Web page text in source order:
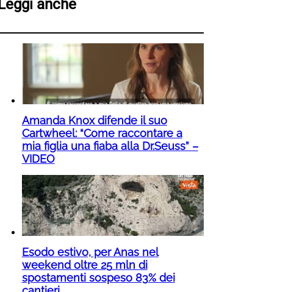
Leggi anche
Amanda Knox difende il suo
Cartwheel: “Come raccontare a
mia figlia una fiaba alla Dr.Seuss” –
VIDEO
Esodo estivo, per Anas nel
weekend oltre 25 mln di
spostamenti sospeso 83% dei